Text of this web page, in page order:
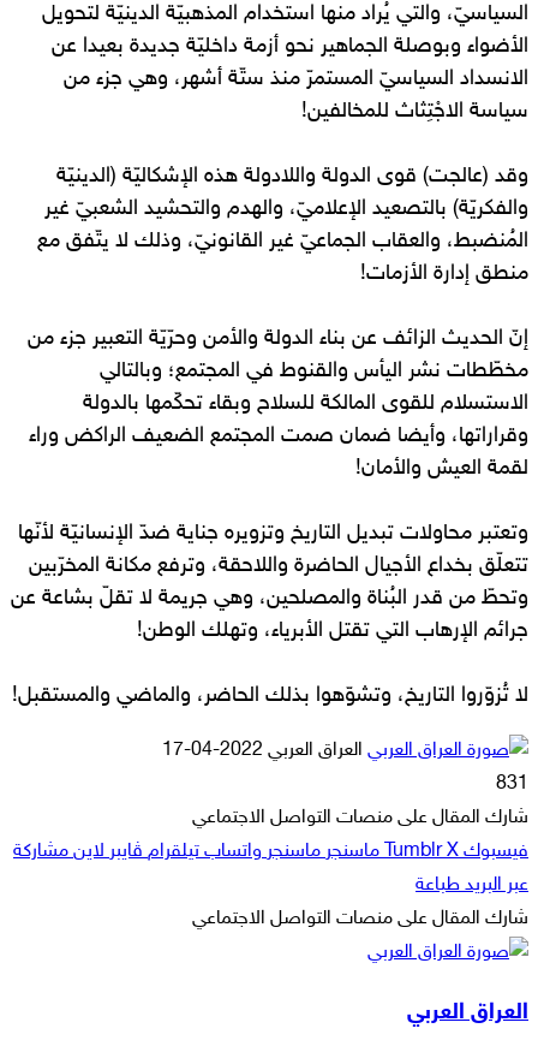
السياسيّ، والتي يُراد منها استخدام المذهبيّة الدينيّة لتحويل
الأضواء وبوصلة الجماهير نحو أزمة داخليّة جديدة بعيدا عن
الانسداد السياسيّ المستمرّ منذ ستّة أشهر، وهي جزء من
سياسة الاجْتِثاث للمخالفين!
وقد (عالجت) قوى الدولة واللادولة هذه الإشكاليّة (الدينيّة
والفكريّة) بالتصعيد الإعلاميّ، والهدم والتحشيد الشعبيّ غير
المُنضبط، والعقاب الجماعيّ غير القانونيّ، وذلك لا يتّفق مع
منطق إدارة الأزمات!
إنّ الحديث الزائف عن بناء الدولة والأمن وحرّيّة التعبير جزء من
مخطّطات نشر اليأس والقنوط في المجتمع؛ وبالتالي
الاستسلام للقوى المالكة للسلاح وبقاء تحكّمها بالدولة
وقراراتها، وأيضا ضمان صمت المجتمع الضعيف الراكض وراء
لقمة العيش والأمان!
وتعتبر محاولات تبديل التاريخ وتزويره جناية ضدّ الإنسانيّة لأنّها
تتعلّق بخداع الأجيال الحاضرة واللاحقة، وترفع مكانة المخرّبين
وتحطّ من قدر البُناة والمصلحين، وهي جريمة لا تقلّ بشاعة عن
جرائم الإرهاب التي تقتل الأبرياء، وتهلك الوطن!
لا تُزوّروا التاريخ، وتشوّهوا بذلك الحاضر، والماضي والمستقبل!
العراق العربي أرسل
إلكترونيا
2022-04-17
831
شارك المقال على منصات التواصل الاجتماعي
فيسبوك ‫X ماسنجر ماسنجر واتساب تيلقرام ڤايبر لاين مشاركة
عبر البريد طباعة
شارك المقال على منصات التواصل الاجتماعي
فيسبوك
‫X
ماسنجر
ماسنجر
واتساب
تيلقرام
ڤايبر
لاين
مشاركة
البريد
طباعة
العراق العربي